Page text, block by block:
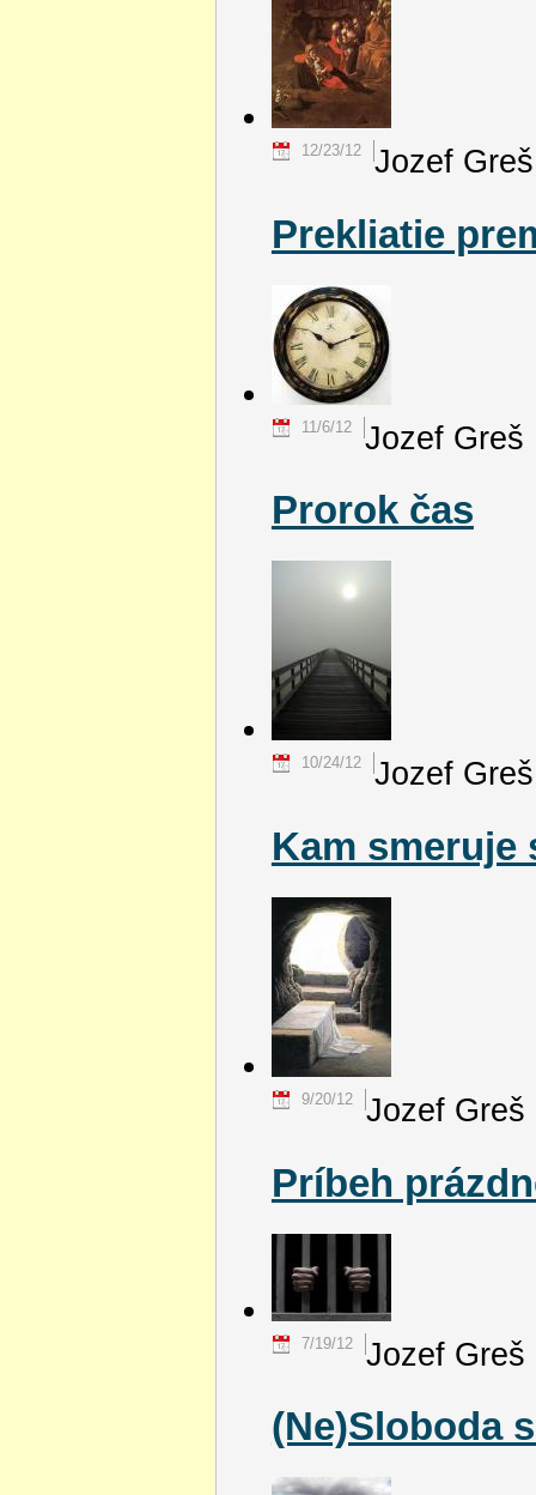
Jozef Greš
12/23/12
Prekliatie
Jozef Greš
11/6/12
Prorok čas
Jozef Greš
10/24/12
Kam smeruje
Jozef Greš
9/20/12
Príbeh
Jozef Greš
7/19/12
(Ne)Sloboda